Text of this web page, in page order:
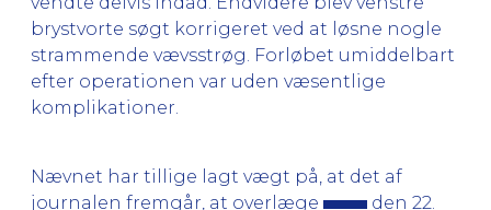
brystvorte søgt korrigeret ved at løsne nogle
strammende vævsstrøg. Forløbet umiddelbart
efter operationen var uden væsentlige
komplikationer.
Nævnet har tillige lagt vægt på, at det af
journalen fremgår, at overlæge
den 22.